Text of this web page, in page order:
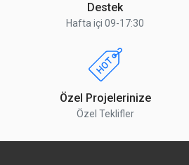
Destek
Hafta içi 09-17:30
Özel Projelerinize
Özel Teklifler